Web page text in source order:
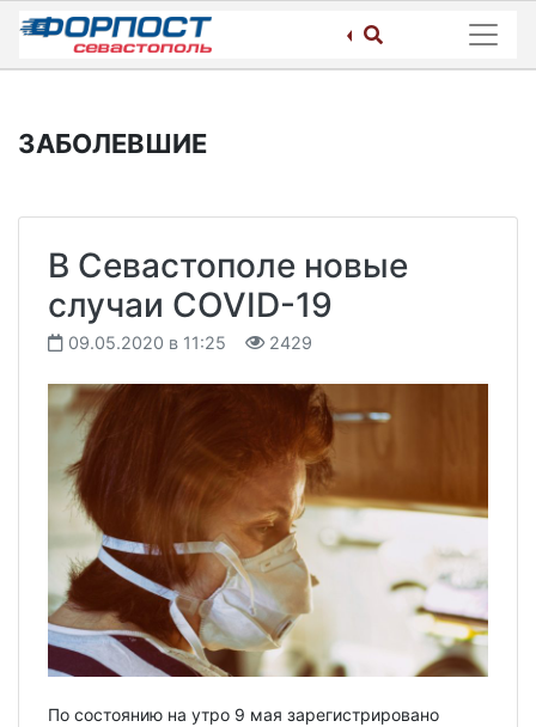
Skip
content
ЗАБОЛЕВШИЕ
В Севастополе новые
случаи COVID-19
09.05.2020 в 11:25 2429
По состоянию на утро 9 мая зарегистрировано